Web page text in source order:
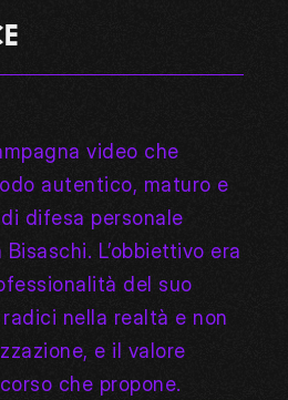
video che
autentico, maturo e
difesa personale
L’obbiettivo era
del suo
nella realtà e non
e il valore
che propone.